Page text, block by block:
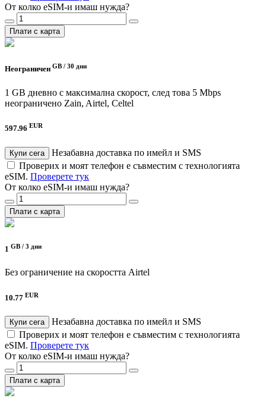
От колко eSIM-и имаш нужда?
Плати с карта
Неограничен GB / 30 дни
1 GB дневно с максимална скорост, след това 5 Mbps
неограничено Zain, Airtel, Celtel
597.96 EUR
Купи сега
Незабавна доставка по имейл и SMS
Проверих и моят телефон е съвместим с технологията
eSIM. Проверете тук
От колко eSIM-и имаш нужда?
Плати с карта
1 GB / 3 дни
Без ограничение на скоростта Airtel
10.77 EUR
Купи сега
Незабавна доставка по имейл и SMS
Проверих и моят телефон е съвместим с технологията
eSIM. Проверете тук
От колко eSIM-и имаш нужда?
Плати с карта